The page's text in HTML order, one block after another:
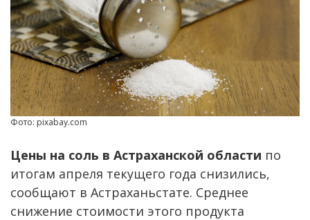
Фото: pixabay.com
Цены на соль в Астраханской области по
итогам апреля текущего года снизились,
сообщают в Астраханьстате. Среднее
снижение стоимости этого продукта